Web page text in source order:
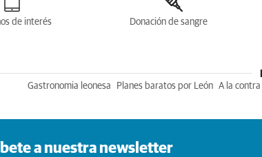
de interés Donación de sangre
Gastronomia leonesa Planes baratos por León A la contra
a nuestra newsletter